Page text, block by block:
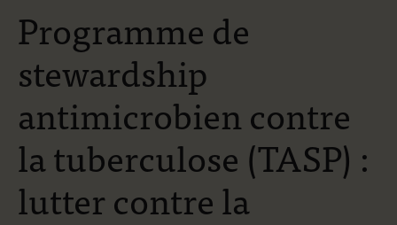
Programme de
stewardship
antimicrobien contre
la tuberculose (TASP) :
lutter contre la